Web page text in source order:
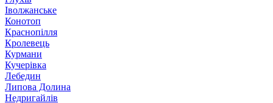
Іволжанське
Конотоп
Краснопілля
Кролевець
Курмани
Кучерівка
Лебедин
Липова Долина
Недригайлів